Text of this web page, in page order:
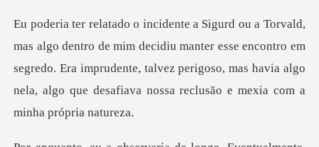
decidiu manter esse encontro em
segredo. Era imprudente, talvez perigoso, mas havi